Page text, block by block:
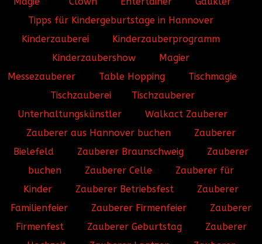
Tipps für Kindergeburtstage in Hannover
Kinderzauberei
Kinderzauberprogramm
Kinderzaubershow
Magier
Messezauberer
Table Hopping
Tischmagie
Tischzauberei
Tischzauberer
Unterhaltungskünstler
Walkact Zauberer
Zauberer aus Hannover buchen
Zauberer
Bielefeld
Zauberer Braunschweig
Zauberer
buchen
Zauberer Celle
Zauberer für
Kinder
Zauberer Betriebsfest
Zauberer
Familienfeier
Zauberer Firmenfeier
Zauberer
Firmenfest
Zauberer Geburtstag
Zauberer